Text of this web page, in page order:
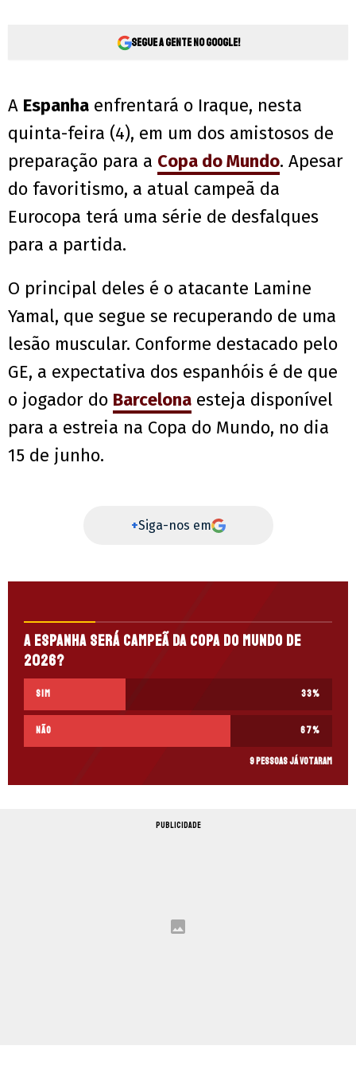
Segue a gente no Google!
A Espanha enfrentará o Iraque, nesta
quinta-feira (4), em um dos amistosos de
preparação para a Copa do Mundo. Apesar
do favoritismo, a atual campeã da
Eurocopa terá uma série de desfalques
para a partida.
O principal deles é o atacante Lamine
Yamal, que segue se recuperando de uma
lesão muscular. Conforme destacado pelo
GE, a expectativa dos espanhóis é de que
o jogador do Barcelona esteja disponível
para a estreia na Copa do Mundo, no dia
15 de junho.
+Siga-nos em
A Espanha será campeã da Copa do Mundo de
2026?
Sim 33%
Não 67%
9 pessoas já votaram
PUBLICIDADE